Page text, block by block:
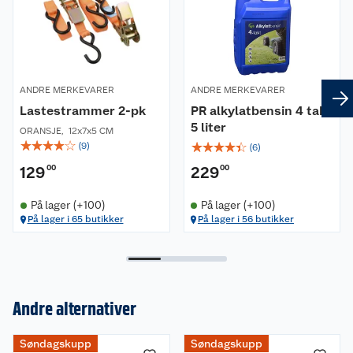
ANDRE MERKEVARER
Lastestrammer 2-pk
ORANSJE, 12x7x5 CM
☆☆☆☆☆ (9)
12900
På lager (+100)
På lager i 65 butikker
ANDRE MERKEVARER
PR alkylatbensin 4 takt
5 liter
☆☆☆☆☆ (6)
22900
På lager (+100)
På lager i 56 butikker
Andre alternativer
Søndagskupp
Søndagskupp
Kundeservice
Om oss